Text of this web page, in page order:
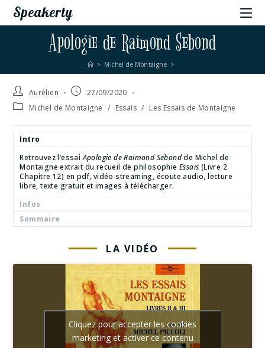
Speakerty
Apologie de Raimond Sebond
> Michel de Montaigne >
Aurélien
27/09/2020
Michel de Montaigne / Essais / Les Essais de Montaigne
Intro
Retrouvez l’essaiApologie de Raimond Sebondde Michel de
Montaigne extrait du recueil de philosophieEssais (Livre 2
Chapitre 12) en pdf, vidéo streaming, écoute audio, lecture
libre, texte gratuit et images à télécharger.
Infos
Sommaire
LA VIDÉO
Cliquez pour accepter les cookies
marketing et activer ce contenu